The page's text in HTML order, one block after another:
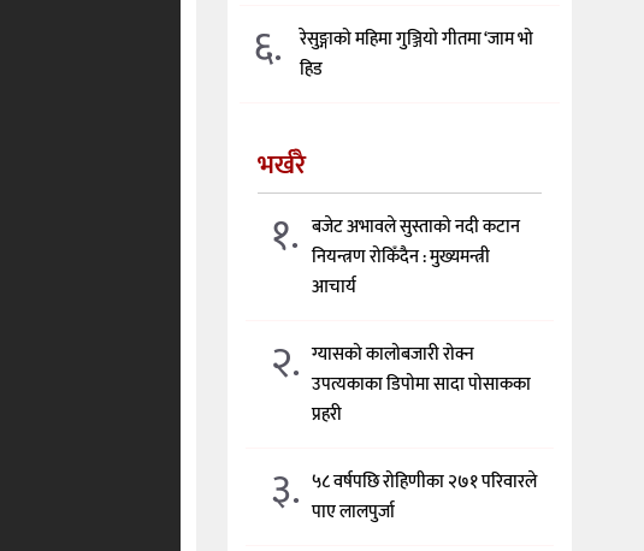
६.
रेसुङ्गाको महिमा गुञ्जियो गीतमा ‘जाम भो
हिड
भर्खरै
१. बजेट अभावले सुस्ताको नदी कटान
नियन्त्रण रोकिँदैन : मुख्यमन्त्री
आचार्य
२. ग्यासको कालोबजारी रोक्न
उपत्यकाका डिपोमा सादा पोसाकका
प्रहरी
३. ५८ वर्षपछि रोहिणीका २७१ परिवारले
पाए लालपुर्जा